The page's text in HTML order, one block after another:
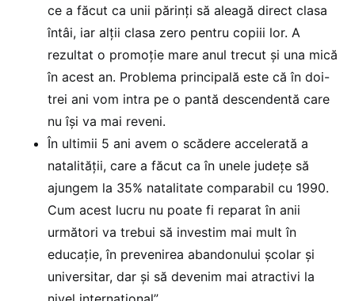
ce a făcut ca unii părinți să aleagă direct clasa
întâi, iar alții clasa zero pentru copiii lor. A
rezultat o promoție mare anul trecut și una mică
în acest an. Problema principală este că în doi-
trei ani vom intra pe o pantă descendentă care
nu își va mai reveni.
În ultimii 5 ani avem o scădere accelerată a
natalității, care a făcut ca în unele județe să
ajungem la 35% natalitate comparabil cu 1990.
Cum acest lucru nu poate fi reparat în anii
următori va trebui să investim mai mult în
educație, în prevenirea abandonului școlar și
universitar, dar și să devenim mai atractivi la